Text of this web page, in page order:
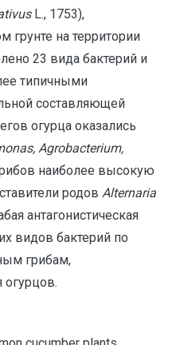
L., 1753),
грунте на территории
23 вида бактерий и
типичными
составляющей
огурца оказались
Agrobacterium,
наиболее высокую
родов Alternaria
антагонистическая
видов бактерий по
грибам,